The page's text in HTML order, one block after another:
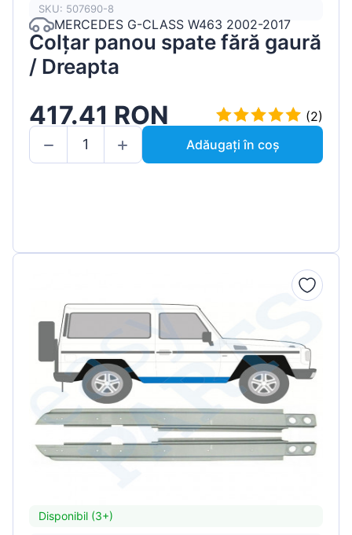
SKU: 507690-8
MERCEDES G-CLASS W463 2002-2017
Colțar panou spate fără gaură
/ Dreapta
417.41 RON
(2)
Adăugați în coș
Disponibil (3+)